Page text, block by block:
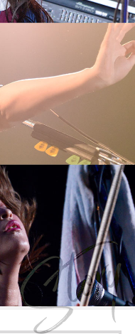
いい話
#スタッフが語る
ーポリシー